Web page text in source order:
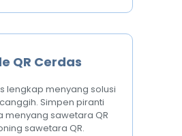
QR Cerdas
lengkap menyang solusi
Simpen piranti
menyang sawetara QR
sawetara QR.